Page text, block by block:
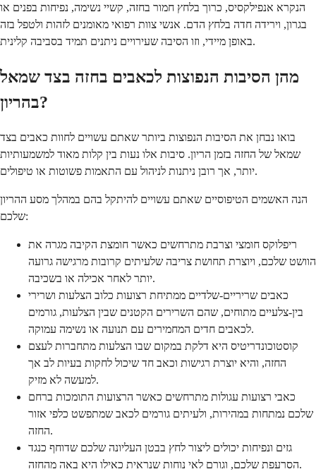
הנקרא אנפילקסיס, כרוך בלחץ חמור בחזה, קשיי נשימה, נפיחות בפנים או
בגרון, וירידה חדה בלחץ הדם. אנשי צוות רפואי מאומנים לזהות ולטפל בזה
באופן מיידי, וזו הסיבה שעירויים ניתנים תמיד בסביבה קלינית.
מהן הסיבות הנפוצות לכאבים בחזה בצד שמאל
בהריון?
בואו נבחן את הסיבות הנפוצות ביותר שאתם עשויים לחוות כאבים בצד
שמאל של החזה בזמן הריון. סיבות אלו נעות בין קלות מאוד למשמעותיות
יותר, אך רובן ניתנות לניהול עם התאמות פשוטות או טיפולים.
הנה האשמים הטיפוסיים שאתם עשויים להיתקל בהם במהלך מסע ההריון
שלכם:
ריפלוקס חומצי וצרבת מתרחשים כאשר חומצת הקיבה מגרה את
הוושט שלכם, ויוצרת תחושת צריבה שלעיתים קרובות מרגישה גרועה
יותר לאחר אכילה או בשכיבה.
כאבים שריריים-שלדיים ממתיחת רצועות כלוב הצלעות ושרירי
בין-צלעיים מתוחים, שהם השרירים הקטנים שבין הצלעות, גורמים
לכאבים חדים המחמירים עם תנועה או נשימה עמוקה.
קוסטוכונדריטיס היא דלקת במקום שבו הצלעות מתחברות לעצם
החזה, והיא יוצרת רגישות וכאב חד שיכול לחקות בעיות לב אך
למעשה לא מזיק.
כאבי רצועות עגולות מתרחשים כאשר הרצועות התומכות ברחם
שלכם נמתחות במהירות, ולעיתים גורמים לכאב שמתפשט כלפי אזור
החזה.
גזים ונפיחות יכולים ליצור לחץ בבטן העליונה שלכם שדוחף כנגד
הסרעפת שלכם, וגורם לאי נוחות שנראית כאילו היא באה מהחזה.